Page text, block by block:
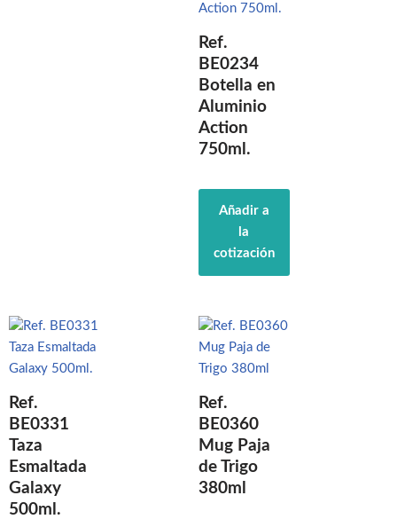
Ref.
BE0234
Botella en
Aluminio
Action
750ml.
Añadir a
la
cotización
Ref.
BE0331
Taza
Esmaltada
Galaxy
500ml.
Ref.
BE0360
Mug Paja
de Trigo
380ml